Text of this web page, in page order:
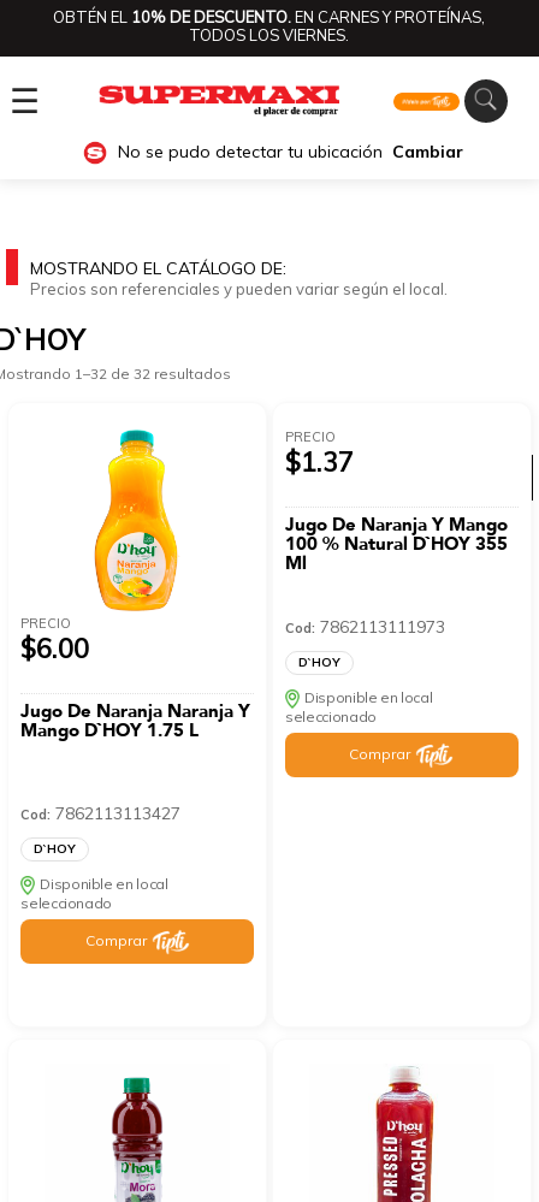
OBTÉN EL 10% DE DESCUENTO.EN CARNES Y PROTEÍNAS,
TODOS LOS VIERNES.
☰
No se pudo detectar tu ubicación Cambiar
MOSTRANDO EL CATÁLOGO DE:
Precios son referenciales y pueden variar según el local.
1–32 de 32 resultados
PRECIO
$6.00
Jugo De Naranja Naranja Y
Mango D`HOY 1.75 L
Cod: 7862113113427
D`HOY
Disponible en local
seleccionado
Comprar
PRECIO
$1.37
Jugo De Naranja Y Mango
100 % Natural D`HOY 355
Ml
Cod: 7862113111973
D`HOY
Disponible en local
seleccionado
Comprar